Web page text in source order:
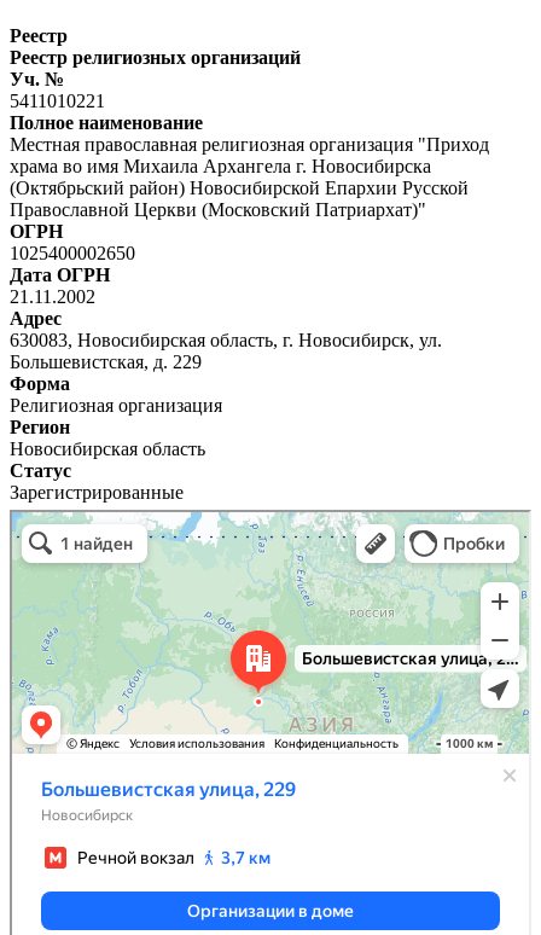
Реестр
Реестр религиозных организаций
Уч. №
5411010221
Полное наименование
Местная православная религиозная организация "Приход
храма во имя Михаила Архангела г. Новосибирска
(Октябрьский район) Новосибирской Епархии Русской
Православной Церкви (Московский Патриархат)"
ОГРН
1025400002650
Дата ОГРН
21.11.2002
Адрес
630083, Новосибирская область, г. Новосибирск, ул.
Большевистская, д. 229
Форма
Религиозная организация
Регион
Новосибирская область
Статус
Зарегистрированные